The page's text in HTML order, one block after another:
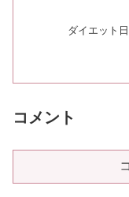
ダイエット
コメント